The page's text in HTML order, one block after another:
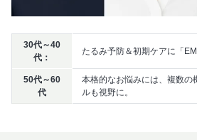
30代～40
代：
たるみ予防＆初期ケアに「
50代～60
代
本格的なお悩みには、複数の
ルも視野に。